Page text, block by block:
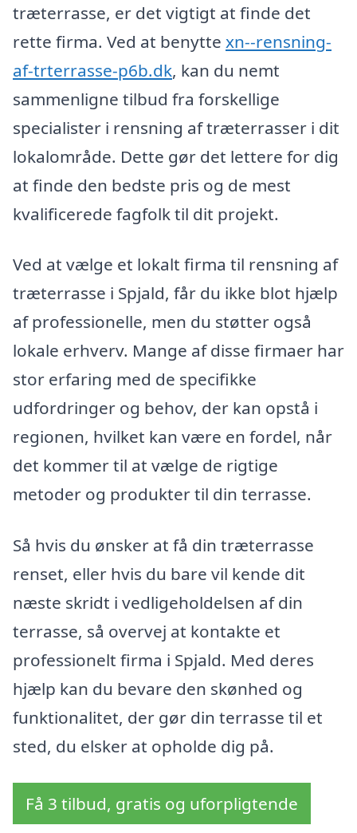
træterrasse, er det vigtigt at finde det
rette firma. Ved at benytte xn--rensning-
af-trterrasse-p6b.dk, kan du nemt
sammenligne tilbud fra forskellige
specialister i rensning af træterrasser i dit
lokalområde. Dette gør det lettere for dig
at finde den bedste pris og de mest
kvalificerede fagfolk til dit projekt.
Ved at vælge et lokalt firma til rensning af
træterrasse i Spjald, får du ikke blot hjælp
af professionelle, men du støtter også
lokale erhverv. Mange af disse firmaer har
stor erfaring med de specifikke
udfordringer og behov, der kan opstå i
regionen, hvilket kan være en fordel, når
det kommer til at vælge de rigtige
metoder og produkter til din terrasse.
Så hvis du ønsker at få din træterrasse
renset, eller hvis du bare vil kende dit
næste skridt i vedligeholdelsen af din
terrasse, så overvej at kontakte et
professionelt firma i Spjald. Med deres
hjælp kan du bevare den skønhed og
funktionalitet, der gør din terrasse til et
sted, du elsker at opholde dig på.
Få 3 tilbud, gratis og uforpligtende